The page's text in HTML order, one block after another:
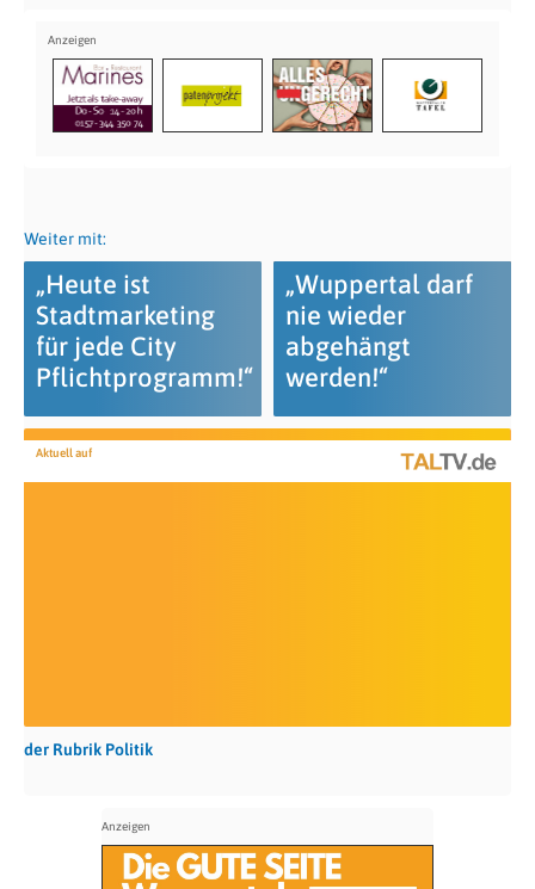
Weiter mit:
„Heute ist
Stadtmarketing
für jede City
Pflichtprogramm!“
„Wuppertal darf
nie wieder
abgehängt
werden!“
Aktuell auf
der Rubrik Politik